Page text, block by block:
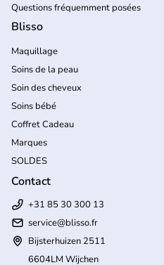
Questions fréquemment posées
Blisso
Maquillage
Soins de la peau
Soin des cheveux
Soins bébé
Coffret Cadeau
Marques
SOLDES
Contact
+31 85 30 300 13
service@blisso.fr
Bijsterhuizen 2511
6604LM Wijchen